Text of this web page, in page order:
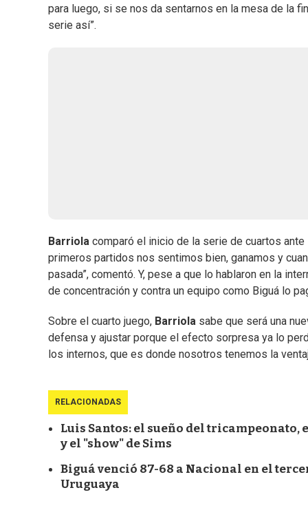
para luego, si se nos da sentarnos en la mesa de la
serie así”.
Barriola comparó el inicio de la serie de cuartos
primeros partidos nos sentimos bien, ganamos y
pasada”, comentó. Y, pese a que lo hablaron en la
de concentración y contra un equipo como Biguá lo
Sobre el cuarto juego, Barriola sabe que será una
defensa y ajustar porque el efecto sorpresa ya lo
los internos, que es donde nosotros tenemos la
RELACIONADAS
Luis Santos: el sueño del
y el "show" de Sims
Biguá venció 87-68 a Nacional en el
Uruguaya